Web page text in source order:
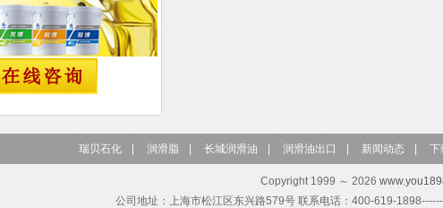
瑞贝石化 润滑脂 长城润滑油 润滑油出口 新闻动态 下
Copyright 1999 ～ 2026
公司地址：上海市松江区东兴路579号 联系电话：400-619-